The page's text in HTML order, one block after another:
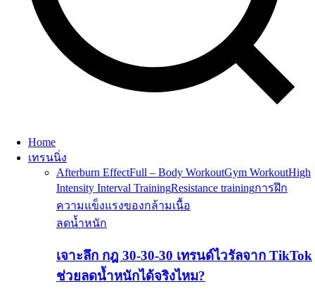
Home
เทรนนิ่ง
Afterburn EffectFull – Body WorkoutGym WorkoutHigh
Intensity Interval TrainingResistance trainingการฝึก
ความแข็งแรงของกล้ามเนื้อ
ลดน้ำหนัก
เจาะลึก กฎ 30-30-30 เทรนด์ไวรัลจาก TikTok
ช่วยลดน้ำหนักได้จริงไหม?